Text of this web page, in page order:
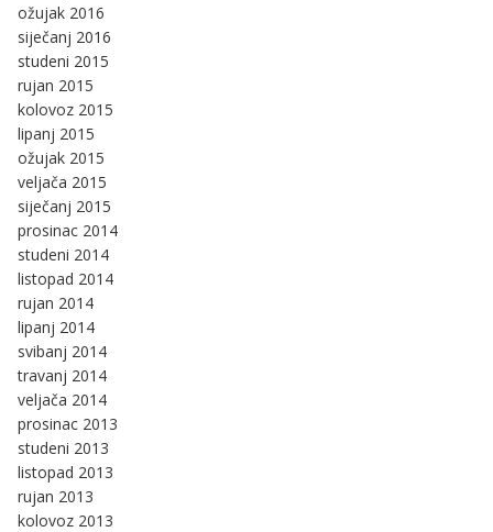
ožujak 2016
siječanj 2016
studeni 2015
rujan 2015
kolovoz 2015
lipanj 2015
ožujak 2015
veljača 2015
siječanj 2015
prosinac 2014
studeni 2014
listopad 2014
rujan 2014
lipanj 2014
svibanj 2014
travanj 2014
veljača 2014
prosinac 2013
studeni 2013
listopad 2013
rujan 2013
kolovoz 2013